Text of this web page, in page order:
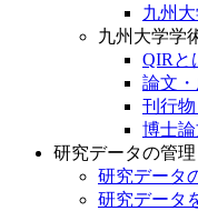
九州
九州大学学
QIRと
論文
刊行
博士
研究データの管
研究データ
研究データ